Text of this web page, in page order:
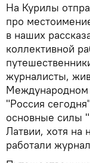
На Курилы
про
в наших
коллективной
журналисты,
Международном
"Россия
основные силы
Латвии, хотя на
работали